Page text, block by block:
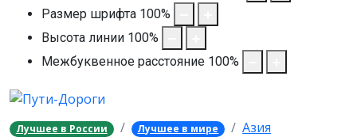
Размер шрифта 100%
Высота линии 100%
Межбуквенное расстояние 100%
Лучшее в России Лучшее в мире
Азия